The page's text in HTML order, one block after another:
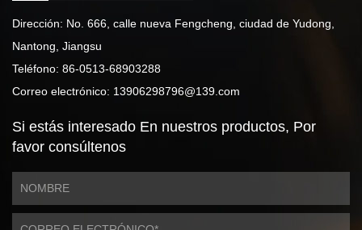
Dirección: No. 666, calle nueva Fengcheng, ciudad de Yudong,
Nantong, Jiangsu
Teléfono: 86-0513-68903288
Correo electrónico: 13906298796@139.com
Si estás interesado En nuestros productos, Por
favor consúltenos